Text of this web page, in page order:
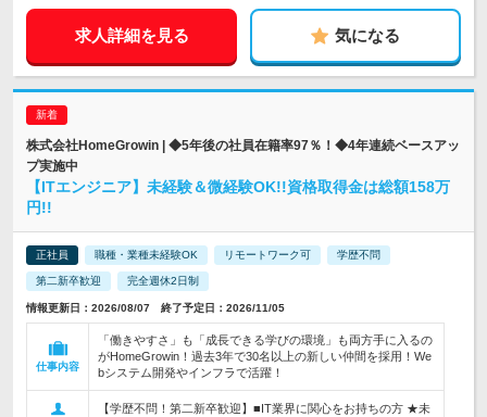
求人詳細を見る 気になる
株式会社HomeGrowin | ◆5年後の社員在籍率97％！◆4年連続ベースアッ
プ実施中
【ITエンジニア】未経験＆微経験OK!!資格取得金は総額158万
円!!
正社員 職種・業種未経験OK リモートワーク可 学歴不問
第二新卒歓迎 完全週休2日制
情報更新日：2026/08/07 終了予定日：2026/11/05
仕事内容
「働きやすさ」も「成長できる学びの環境」も両方手に入るの
がHomeGrowin！過去3年で30名以上の新しい仲間を採用！We
bシステム開発やインフラで活躍！
【学歴不問！第二新卒歓迎】■IT業界に関心をお持ちの方 ★未